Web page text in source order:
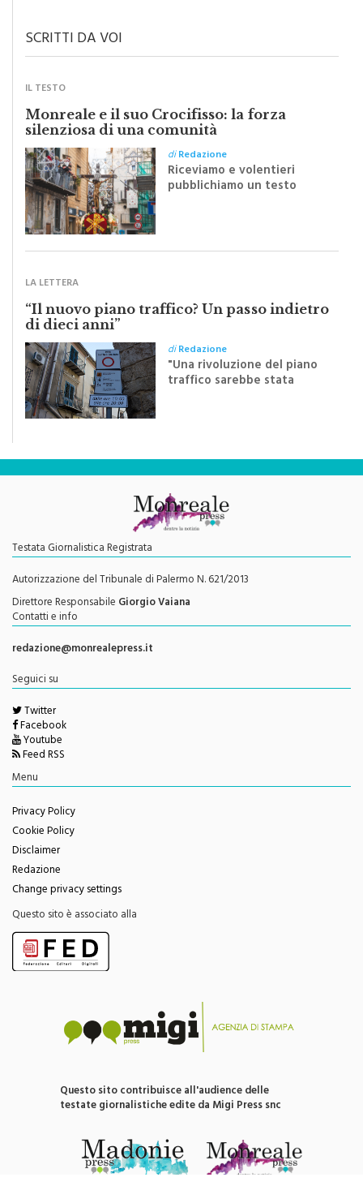
SCRITTI DA VOI
IL TESTO
Monreale e il suo Crocifisso: la forza
silenziosa di una comunità
diRedazione
Riceviamo e volentieri
pubblichiamo un testo
Festa del Santissimo
LA LETTERA
“Il nuovo piano traffico? Un passo indietro
di dieci anni”
diRedazione
"Una rivoluzione del piano
traffico sarebbe stata
Testata Giornalistica Registrata
Autorizzazione del Tribunale di Palermo N. 621/2013
Direttore Responsabile Giorgio Vaiana
Contatti e info
redazione@monrealepress.it
Seguici su
Twitter
Facebook
Youtube
Feed RSS
Menu
Privacy Policy
Cookie Policy
Disclaimer
Redazione
Change privacy settings
Questo sito è associato alla
Questo sito contribuisce all'audience delle
testate giornalistiche edite da Migi Press snc